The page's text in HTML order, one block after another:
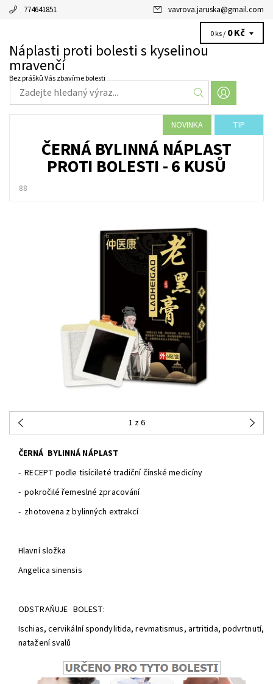
774641851 vavrova.jaruska@gmail.com
Náplasti proti bolesti s kyselinou
mravenčí
Bez prášků Vás zbavíme bolesti
0 ks / 0 Kč
NOVINKA TIP
ČERNÁ BYLINNÁ NÁPLAST
PROTI BOLESTI - 6 KUSŮ
88
1 z 6
ČERNÁ BYLINNÁ NÁPLAST
- RECEPT podle tisícileté tradiční čínské medicíny
- pokročilé řemeslné zpracování
- zhotovena z bylinných extrakcí
Hlavní složka
Angelica sinensis
ODSTRAŇUJE BOLEST:
Ischias, cervikální spondylitida, revmatismus, artritida, podvrtnutí,
natažení svalů